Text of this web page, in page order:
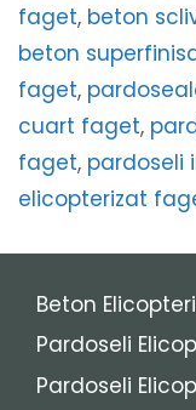
faget, beton
beton
faget,
cuart faget,
faget, pardoseli
elicopterizat
Beton
Pardoseli
Pardoseli